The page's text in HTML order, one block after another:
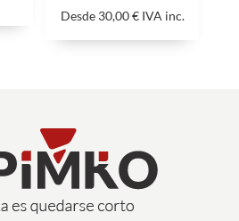
Desde 30,00€ IVA inc.